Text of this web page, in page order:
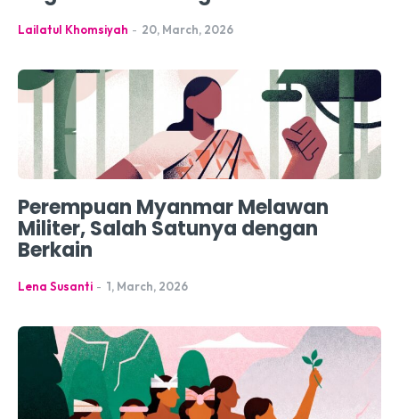
Lailatul Khomsiyah - 20, March, 2026
Perempuan Myanmar Melawan
Militer, Salah Satunya dengan
Berkain
Lena Susanti - 1, March, 2026